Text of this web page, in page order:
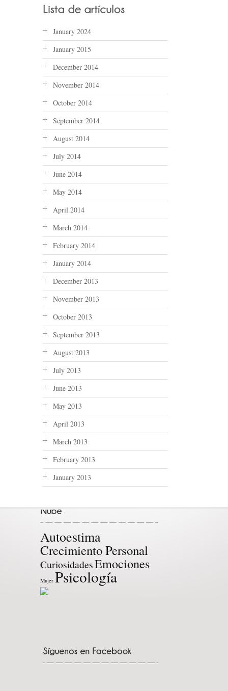
January 2024
January 2015
December 2014
November 2014
October 2014
September 2014
August 2014
July 2014
June 2014
May 2014
April 2014
March 2014
February 2014
January 2014
December 2013
November 2013
October 2013
September 2013
August 2013
July 2013
June 2013
May 2013
April 2013
March 2013
February 2013
January 2013
Autoestima
Crecimiento Personal
CuriosidadesEmociones
Mujer Psicología